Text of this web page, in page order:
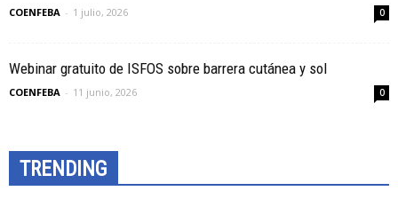
COENFEBA - 1 julio, 2026 0
Webinar gratuito de ISFOS sobre barrera cutánea y sol
COENFEBA - 11 junio, 2026 0
TRENDING